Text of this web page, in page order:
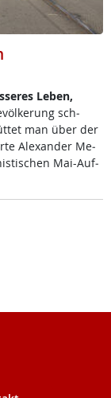
Le­ben,
sch­
man über der
Alex­an­der Me­
Mai-Auf­